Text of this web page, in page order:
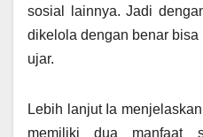
sosial lainnya. Jadi
dikelola dengan benar bisa
ujar.
Lebih lanjut Ia
memiliki dua manfaat